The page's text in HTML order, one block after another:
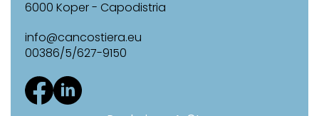
6000 Koper - Capodistria
info@cancostiera.eu
00386/5/627-9150